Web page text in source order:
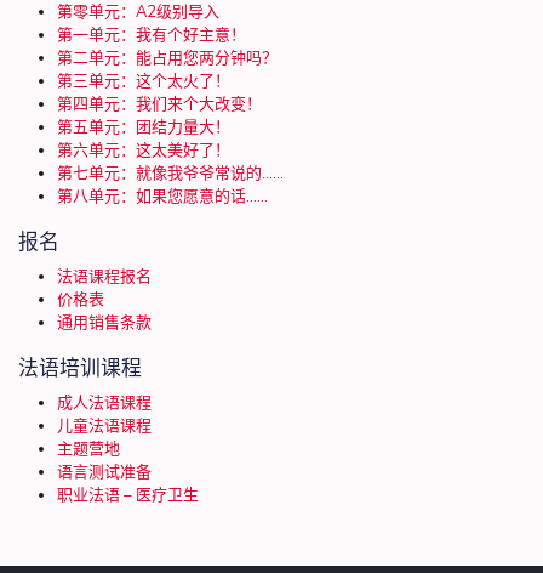
第零单元：A2级别导入
第一单元：我有个好主意！
第二单元：能占用您两分钟吗？
第三单元：这个太火了！
第四单元：我们来个大改变！
第五单元：团结力量大！
第六单元：这太美好了！
第七单元：就像我爷爷常说的……
第八单元：如果您愿意的话……
报名
法语课程报名
价格表
通用销售条款
法语培训课程
成人法语课程
儿童法语课程
主题营地
语言测试准备
职业法语 – 医疗卫生